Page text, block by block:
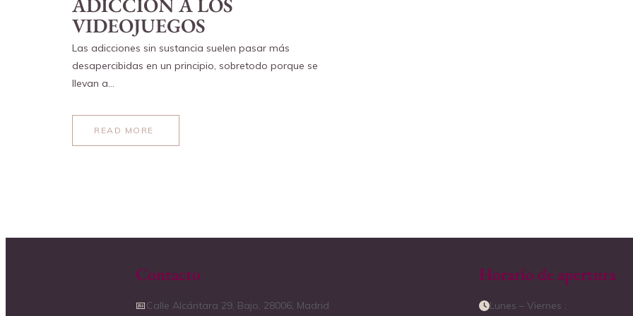
ADICCIÓN A LOS
VIDEOJUEGOS
Las adicciones sin sustancia suelen pasar más
desapercibidas en un principio, sobretodo porque se
llevan a…
READ MORE
ABOUT
Contacto
Calle Alcántara 29, Bajo, 28006, Madrid
Horario de apertura
Lunes – Viernes :